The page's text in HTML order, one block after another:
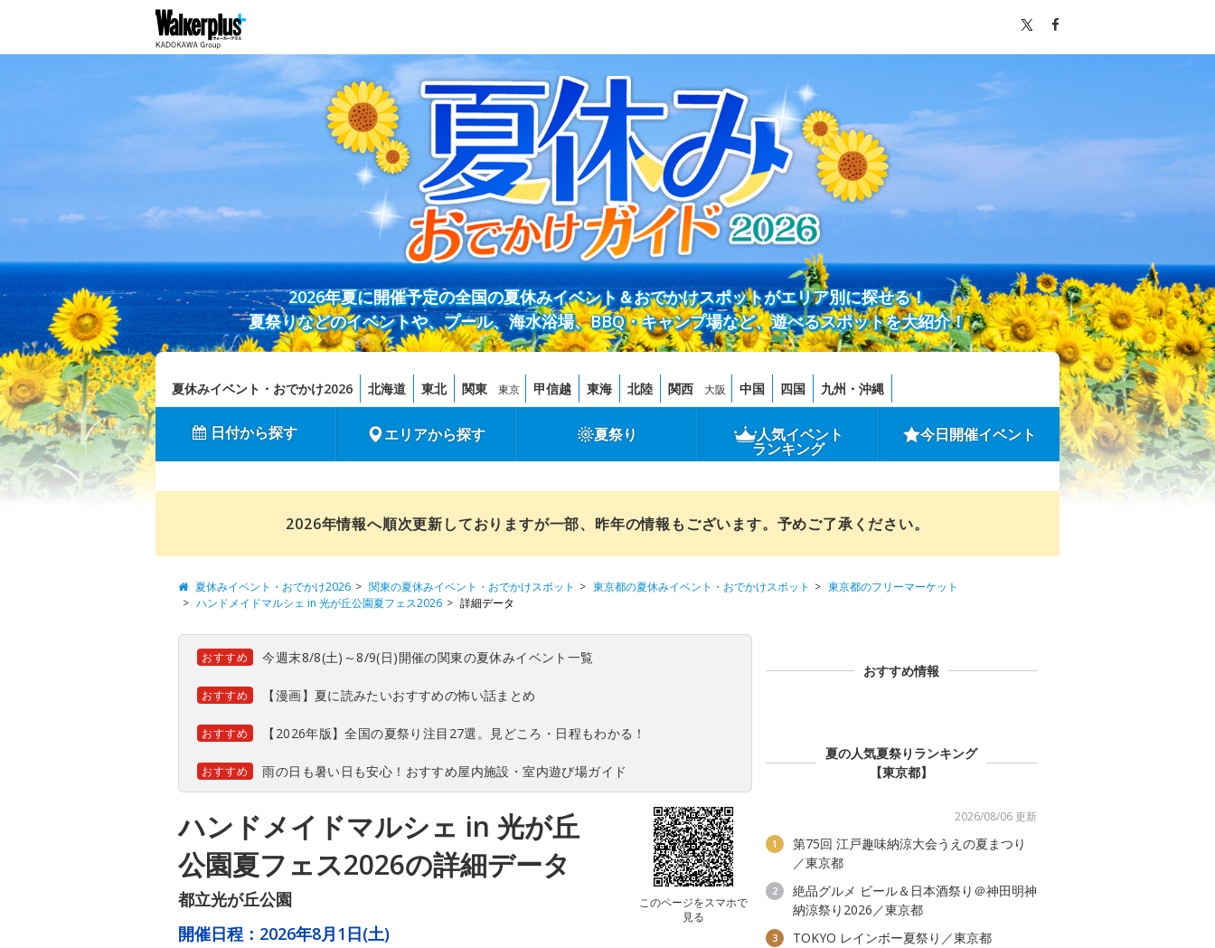
2026年夏に開催予定の全国の夏休みイベント＆おでかけスポットがエリア別に探せる！
夏祭りなどのイベントや、プール、海水浴場、BBQ・キャンプ場など、遊べるスポットを大紹介！
夏休みイベント・おでかけ2026 北海道 東北 関東 東京 甲信越 東海 北陸 関西 大阪 中国 四国 九州・沖縄
日付から探す エリアから探す 夏祭り 人気イベント
ランキング
今日開催イベント
2026年情報へ順次更新しておりますが一部、昨年の情報もございます。予めご了承ください。
夏休みイベント・おでかけ2026 関東の夏休みイベント・おでかけスポット 東京都の夏休みイベント・おでかけスポット
東京都のフリーマーケット
ハンドメイドマルシェ in 光が丘公園夏フェス2026
詳細データ
おすすめ 今週末8/8(土)～8/9(日)開催の関東の夏休みイベント一覧
おすすめ 【漫画】夏に読みたいおすすめの怖い話まとめ
おすすめ 【2026年版】全国の夏祭り注目27選。見どころ・日程もわかる！
おすすめ 雨の日も暑い日も安心！おすすめ屋内施設・室内遊び場ガイド
ハンドメイドマルシェ in 光が丘
公園夏フェス2026の詳細データ
都立光が丘公園
このページをスマホで
見る
開催日程： 2026年8月1日(土)
おすすめ情報
夏の人気夏祭りランキング
【東京都】
2026/08/06 更新
1
第75回 江戸趣味納涼大会うえの夏まつり
／東京都
2
絶品グルメ ビール＆日本酒祭り＠神田明神
納涼祭り2026／東京都
3 TOKYO レインボー夏祭り／東京都